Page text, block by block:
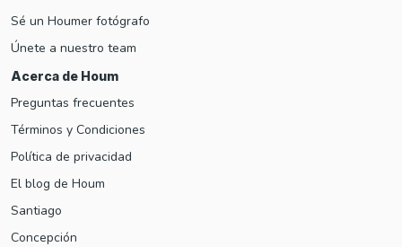
Sé un Houmer fotógrafo
Únete a nuestro team
Acerca de Houm
Preguntas frecuentes
Términos y Condiciones
Política de privacidad
El blog de Houm
Santiago
Concepción